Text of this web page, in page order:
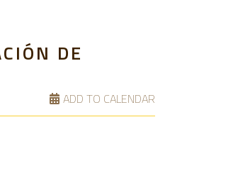
DE
ADD TO CALENDAR